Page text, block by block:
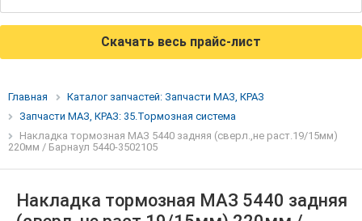
Скачать весь прайс-лист
Главная
Каталог запчастей: Запчасти МАЗ, КРАЗ
Запчасти МАЗ, КРАЗ: 35.Тормозная система
Накладка тормозная МАЗ 5440 задняя (сверл.,не раст.19/15мм)
220мм / Барнаул 5440-3502105
Накладка тормозная МАЗ 5440 задняя